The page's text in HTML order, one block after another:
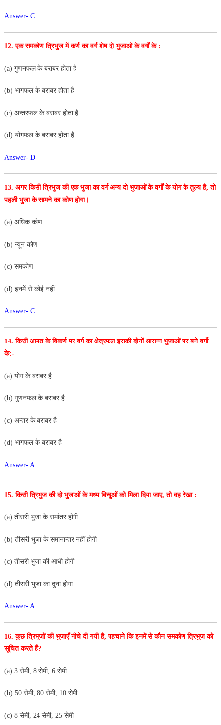
Answer- C
12. एक समकोण त्रिभुज में कर्ण का वर्ग शेष दो भुजाओं के वर्गों के :
(a) गुणनफल के बराबर होता है
(b) भागफल के बराबर होता है
(c) अन्तरफल के बराबर होता है
(d) योगफल के बराबर होता है
Answer- D
13. अगर किसी त्रिभुज की एक भुजा का वर्ग अन्य दो भुजाओं के वर्गोंके योग के तुल्य है, तो
पहली भुजा के सामने का कोण होगा।
(a) अधिक कोण
(b) न्यून कोण
(c) समकोण
(d) इनमें से कोई नहीं
Answer- C
14. किसी आयत के विकर्ण पर वर्ग का क्षेत्रफल इसकी दोनों आसन्न भुजाओं पर बने वर्गो
के:-
(a) योग के बराबर है
(b) गुणनफल के बराबर है.
(c) अन्तर के बराबर है
(d) भागफल के बराबर है
Answer- A
15. किसी त्रिभुज की दो भुजाओं के मध्य बिन्दुओं को मिला दियाजाए, तो वह रेखा :
(a) तीसरी भुजा के समांतर होगी
(b) तीसरी भुजा के समानान्तर नहीं होगी
(c) तीसरी भुजा की आधी होगी
(d) तीसरी भुजा का दुना होगा
Answer- A
16. कुछ त्रिभुजों की भुजाएँ नीचे दी गयी है, पहचाने कि इनमें से कौन समकोण त्रिभुज को
सूचित करते हैं?
(a) 3 सेमी, 8 सेमी, 6 सेमी
(b) 50 सेमी, 80 सेमी, 10 सेमी
(c) 8 सेमी, 24 सेमी, 25 सेमी